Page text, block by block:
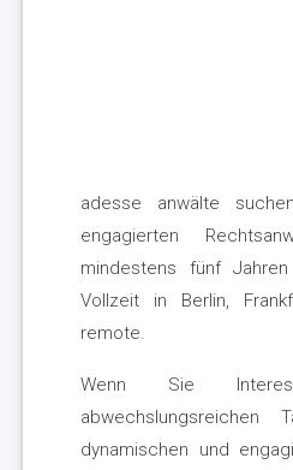
adesse anwälte
engagierten
mindestens fünf
Vollzeit in Berlin,
remote.
Wenn Sie
abwechslungsreichen
dynamischen und